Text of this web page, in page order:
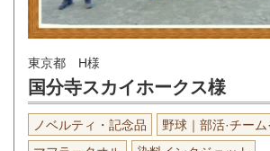
東京都 H様
国分寺スカイホークス様
ノベルティ・記念品
野球｜部活·チーム